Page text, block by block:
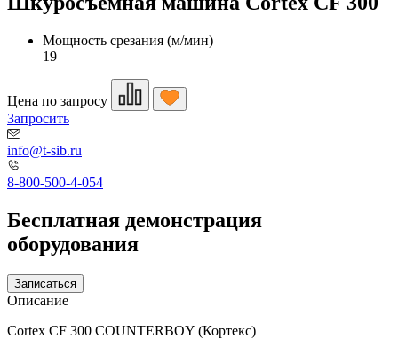
Мощность срезания (м/мин)
19
Цена по запросу
Запросить
info@t-sib.ru
8-800-500-4-054
Бесплатная демонстрация
оборудования
Записаться
Описание
Cortex CF 300 COUNTERBOY (Кортекс)